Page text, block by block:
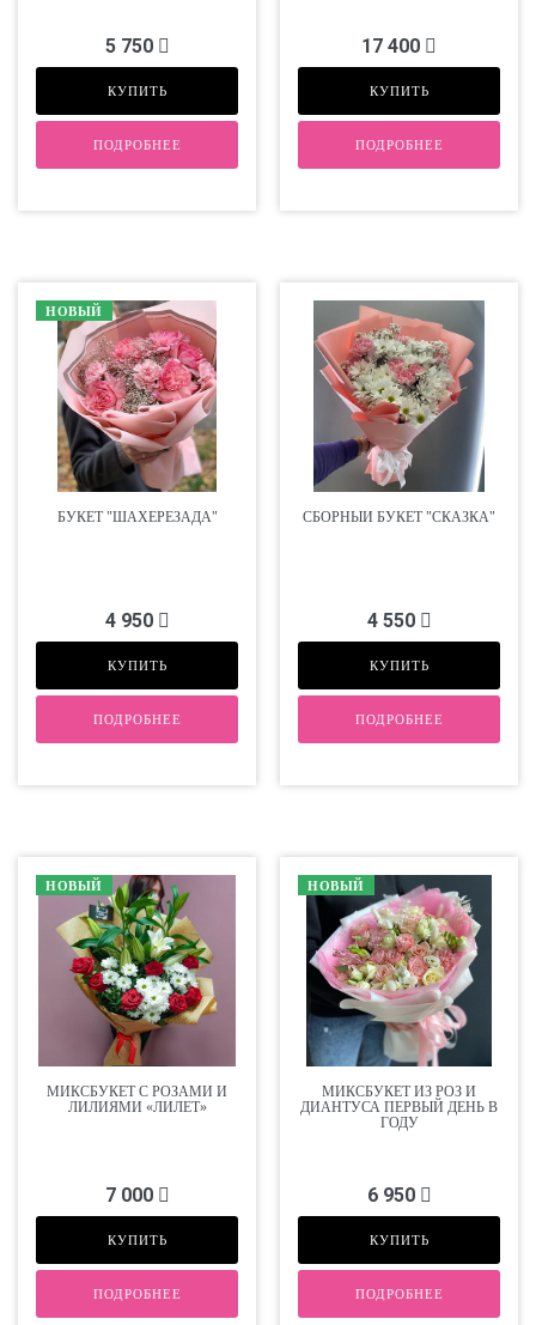
5 750
КУПИТЬ
ПОДРОБНЕЕ
17 400
КУПИТЬ
ПОДРОБНЕЕ
НОВЫЙ
БУКЕТ "ШАХЕРЕЗАДА"
4 950
КУПИТЬ
ПОДРОБНЕЕ
СБОРНЫЙ БУКЕТ "СКАЗКА"
4 550
КУПИТЬ
ПОДРОБНЕЕ
НОВЫЙ
МИКСБУКЕТ С РОЗАМИ И
ЛИЛИЯМИ «ЛИЛЕТ»
7 000
КУПИТЬ
ПОДРОБНЕЕ
НОВЫЙ
МИКСБУКЕТ ИЗ РОЗ И
ДИАНТУСА ПЕРВЫЙ ДЕНЬ В
ГОДУ
6 950
КУПИТЬ
ПОДРОБНЕЕ